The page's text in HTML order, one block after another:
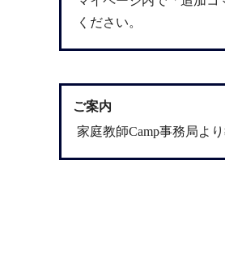
ください。
ご案内
家庭教師Camp事務局よ